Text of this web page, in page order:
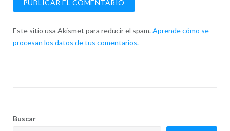
Este sitio usa Akismet para reducir el spam. Aprende cómo se
procesan los datos de tus comentarios.
Buscar